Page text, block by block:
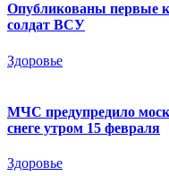
Опубликованы первые
солдат ВСУ
Здоровье
МЧС предупредило
снеге утром 15 февраля
Здоровье